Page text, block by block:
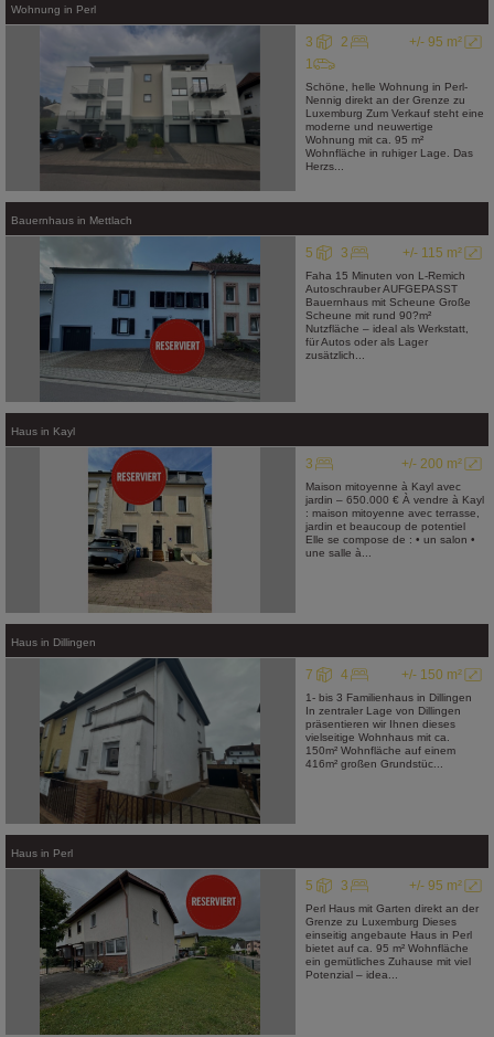
Wohnung in Perl
+/- 95 m²
3
2
1
Schöne, helle Wohnung in Perl-
Nennig direkt an der Grenze zu
Luxemburg Zum Verkauf steht eine
moderne und neuwertige
Wohnung mit ca. 95 m²
Wohnfläche in ruhiger Lage. Das
Herzs...
Bauernhaus in Mettlach
+/- 115 m²
5 3
Faha 15 Minuten von L-Remich
Autoschrauber AUFGEPASST
Bauernhaus mit Scheune Große
Scheune mit rund 90?m²
Nutzfläche – ideal als Werkstatt,
für Autos oder als Lager
zusätzlich...
Haus in Kayl
+/- 200 m²
3
Maison mitoyenne à Kayl avec
jardin – 650.000 € À vendre à Kayl
: maison mitoyenne avec terrasse,
jardin et beaucoup de potentiel
Elle se compose de : • un salon •
une salle à...
Haus in Dillingen
+/- 150 m²
7 4
1- bis 3 Familienhaus in Dillingen
In zentraler Lage von Dillingen
präsentieren wir Ihnen dieses
vielseitige Wohnhaus mit ca.
150m² Wohnfläche auf einem
416m² großen Grundstüc...
Haus in Perl
+/- 95 m²
5 3
Perl Haus mit Garten direkt an der
Grenze zu Luxemburg Dieses
einseitig angebaute Haus in Perl
bietet auf ca. 95 m² Wohnfläche
ein gemütliches Zuhause mit viel
Potenzial – idea...